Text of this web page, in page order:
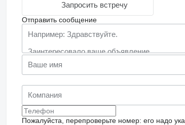
Запросить встречу
Отправить сообщение
Пожалуйста, перепроверьте номер: его надо